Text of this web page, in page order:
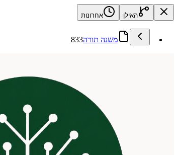
האילן אחרונות
משנה תורה833